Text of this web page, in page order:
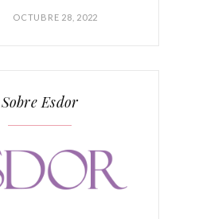
OCTUBRE 28, 2022
Sobre Esdor